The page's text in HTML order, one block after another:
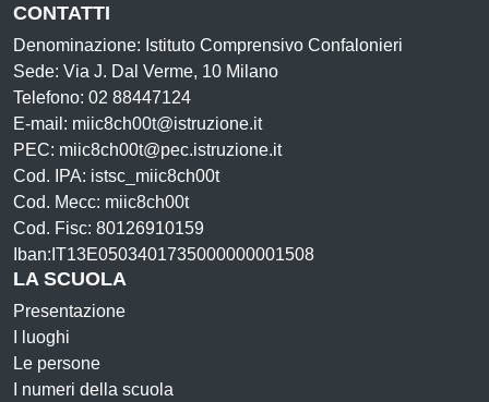
CONTATTI
Denominazione: Istituto Comprensivo Confalonieri
Sede: Via J. Dal Verme, 10 Milano
Telefono: 02 88447124
E-mail: miic8ch00t@istruzione.it
PEC: miic8ch00t@pec.istruzione.it
Cod. IPA: istsc_miic8ch00t
Cod. Mecc: miic8ch00t
Cod. Fisc: 80126910159
Iban:IT13E0503401735000000001508
LA SCUOLA
Presentazione
I luoghi
Le persone
I numeri della scuola